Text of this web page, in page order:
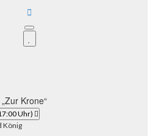
Krone“
Uhr)
König